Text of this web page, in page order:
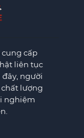
cấp
liên tục
đây, người
lượng
nghiệm